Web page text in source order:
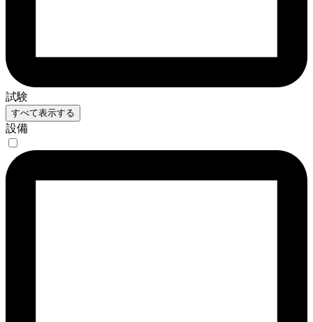
試験
すべて表示する
設備